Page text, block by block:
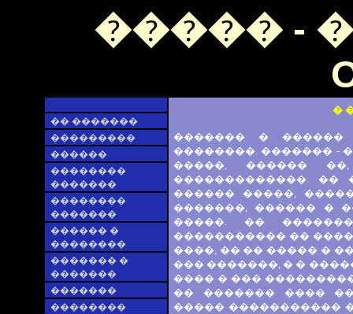
����� -
�� �������
���������
������
��������
�������
��������
�������
������ �
��������
������� �
�������
�������
��������
�
������� � ������
��������. ������� -
�����, ������
�������������. ��
������ �����,
�������, ������ �
�����. ��
����������� ��
����, �� �� ����� �
��� �������, � �
���� � ���
�� ������� ����
����� �����������